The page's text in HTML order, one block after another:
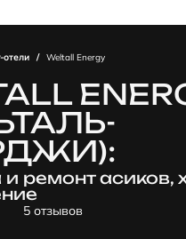
отели / Weltall Energy
ремонт асиков,
5 отзывов